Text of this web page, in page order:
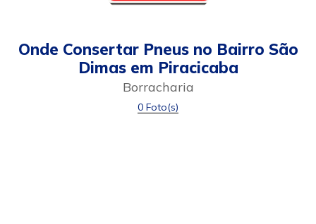
Onde Consertar Pneus no Bairro São
Dimas em Piracicaba
Borracharia
0 Foto(s)